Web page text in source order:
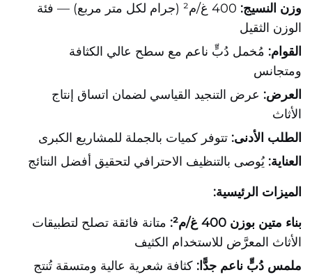
وزن النسيج:
400 غ/م² (جرام لكل متر مربع) — فئة
الوزن الثقيل
القوام: مُخمل دُبٍّ ناعم مع سطح عالي الكثافة
ومتجانس
العرض: عرض التنجيد القياسي لضمان اتساق إنتاج
الأثاث
الطلب الأدنى: تتوفر كميات بالجملة للمشاريع الكبرى
العناية: يُوصى بالتنظيف الاحترافي لتحقيق أفضل النتائج
الميزات الرئيسية:
بناء متين بوزن 400 غ/م²:
متانة فائقة تصلح لتطبيقات
الأثاث المعرَّض للاستخدام الكثيف
ملمس دُبٍّ ناعم جدًّا: كثافة شعرية عالية ومتسقة تُنتج